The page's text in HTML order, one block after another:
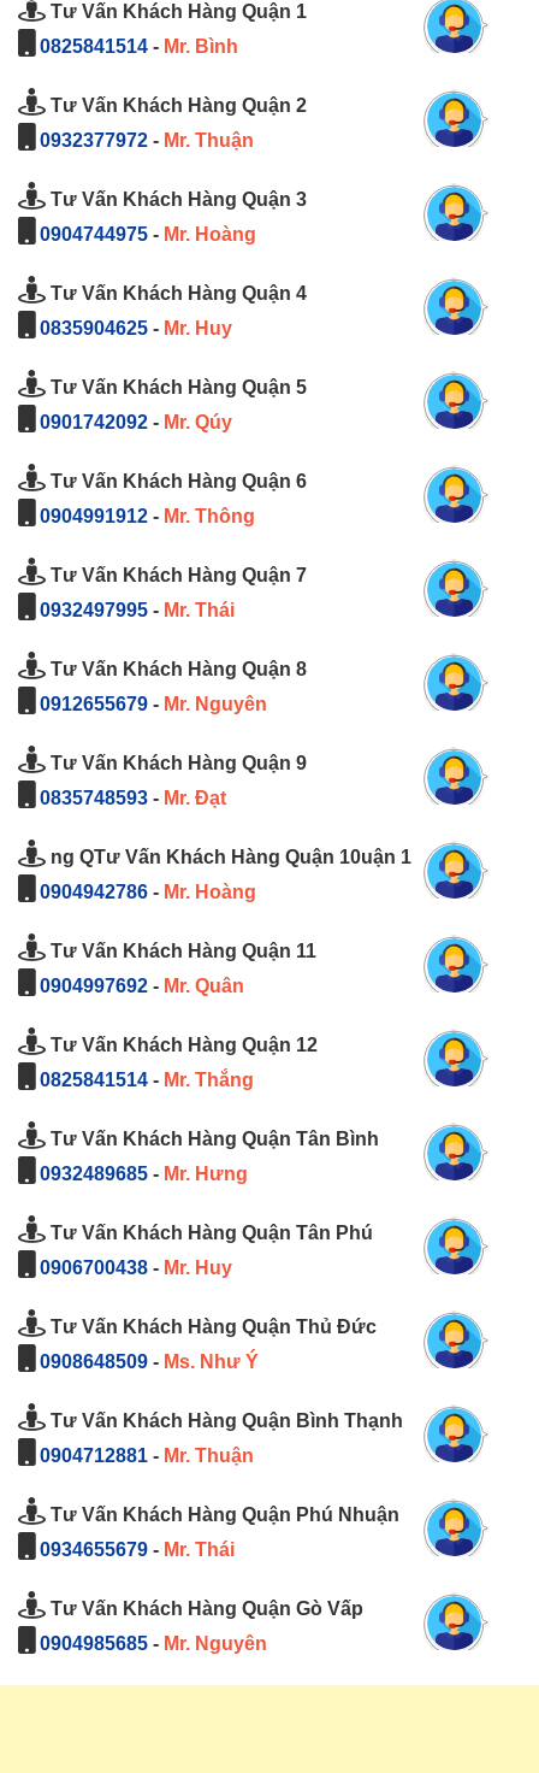
Tư Vấn Khách Hàng Quận 1
0825841514 - Mr. Bình
Tư Vấn Khách Hàng Quận 2
0932377972 - Mr. Thuận
Tư Vấn Khách Hàng Quận 3
0904744975 - Mr. Hoàng
Tư Vấn Khách Hàng Quận 4
0835904625 - Mr. Huy
Tư Vấn Khách Hàng Quận 5
0901742092 - Mr. Qúy
Tư Vấn Khách Hàng Quận 6
0904991912 - Mr. Thông
Tư Vấn Khách Hàng Quận 7
0932497995 - Mr. Thái
Tư Vấn Khách Hàng Quận 8
0912655679 - Mr. Nguyên
Tư Vấn Khách Hàng Quận 9
0835748593 - Mr. Đạt
ng QTư Vấn Khách Hàng Quận 10uận 1
0904942786 - Mr. Hoàng
Tư Vấn Khách Hàng Quận 11
0904997692 - Mr. Quân
Tư Vấn Khách Hàng Quận 12
0825841514 - Mr. Thắng
Tư Vấn Khách Hàng Quận Tân Bình
0932489685 - Mr. Hưng
Tư Vấn Khách Hàng Quận Tân Phú
0906700438 - Mr. Huy
Tư Vấn Khách Hàng Quận Thủ Đức
0908648509 - Ms. Như Ý
Tư Vấn Khách Hàng Quận Bình Thạnh
0904712881 - Mr. Thuận
Tư Vấn Khách Hàng Quận Phú Nhuận
0934655679 - Mr. Thái
Tư Vấn Khách Hàng Quận Gò Vấp
0904985685 - Mr. Nguyên